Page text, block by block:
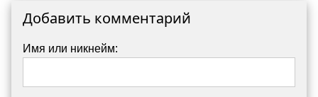
Добавить комментарий
Имя или никнейм: